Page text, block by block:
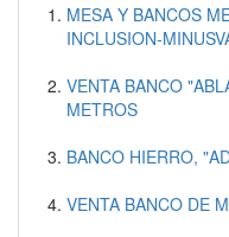
MESA Y BANCOS
INCLUSION-
VENTA BANCO
METROS
BANCO HIERRO,
VENTA BANCO DE